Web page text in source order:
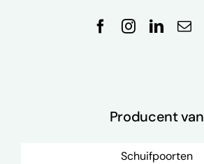
Producent van
Schuifpoorten